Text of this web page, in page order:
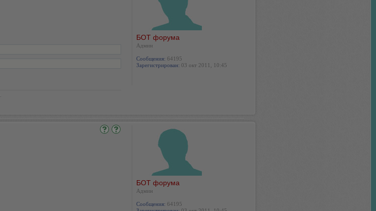
БОТ форума
Админ
Сообщения: 64195
Зарегистрирован: 03 окт 2011, 10:45
БОТ форума
Админ
Сообщения: 64195